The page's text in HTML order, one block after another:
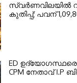
സ്വർണവിലയിൽ
കുതിപ്പ്; പവന്
ED
CPM നേതാവ് I.P